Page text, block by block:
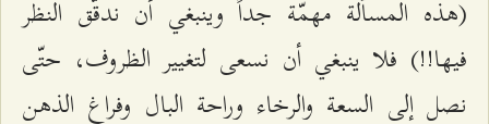
(هذه المسألة مهمّة جداً وينبغي أن ندقّق النظر
فيها!!) فلا ينبغي أن نسعى لتغيير الظروف، حتّى
نصل إلى السعة والرخاء وراحة البال وفراغ الذهن